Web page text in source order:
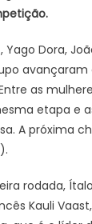
Yago Dora,
as
etapa e
A próxima
rodada,
Kauli